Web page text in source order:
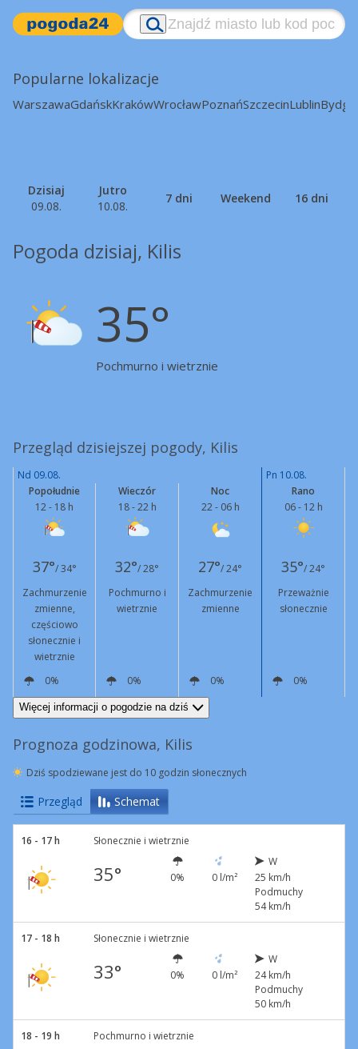
Popularne lokalizacje
WarszawaGdańskKrakówWrocławPoznańSzczecinLublin
Dzisiaj
09.08.
Jutro
10.08.
7 dni Weekend 16 dni
Pogoda dzisiaj, Kilis
35°
Pochmurno i wietrznie
Przegląd dzisiejszej pogody, Kilis
Nd 09.08.
Pn 10.08.
Popołudnie
12 - 18 h
Wieczór
18 - 22 h
Noc
22 - 06 h
Rano
06 - 12 h
37°/ 34° 32°/ 28° 27°/ 24° 35°/ 24°
Zachmurzenie
zmienne,
częściowo
słonecznie i
wietrznie
Pochmurno i
wietrznie
Zachmurzenie
zmienne
Przeważnie
słonecznie
0% 0% 0%
0%
W
22 km/h
Podmuchy
54 km/h W
16 km/h
Podmuchy
47 km/h
Więcej informacji o pogodzie na dziś
Prognoza godzinowa, Kilis
Dziś spodziewane jest do 10 godzin słonecznych
Przegląd Schemat
16 - 17 h Słonecznie i wietrznie
35° 0% 0 l/m²
W
25 km/h
Podmuchy
54 km/h
17 - 18 h Słonecznie i wietrznie
33° 0% 0 l/m²
W
24 km/h
Podmuchy
50 km/h
18 - 19 h Pochmurno i wietrznie